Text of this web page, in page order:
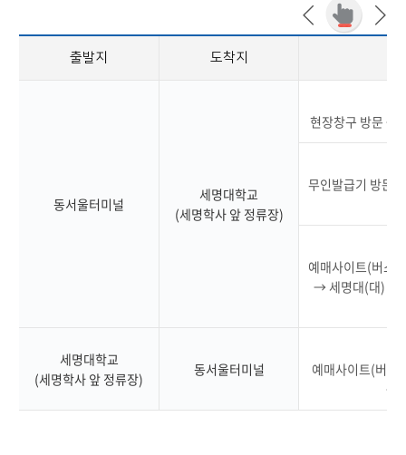
출발지 도착지
동서울터미널
세명대학교
(세명학사 앞 정류장)
현장창구 방문 →
무인발급기 방문
예매사이트(버스
→ 세명대(대) 선
세명대학교
(세명학사 앞 정류장)
동서울터미널
예매사이트(버스
→